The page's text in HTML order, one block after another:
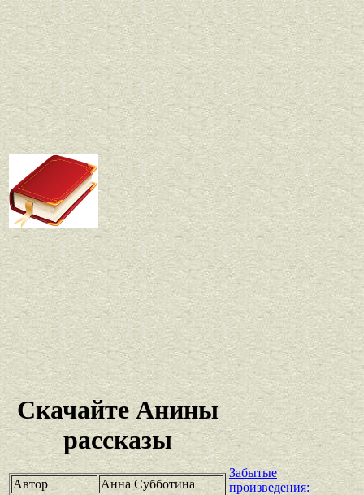
Скачайте Анины
рассказы
Автор
Анна Субботина
Забытые
произведения: